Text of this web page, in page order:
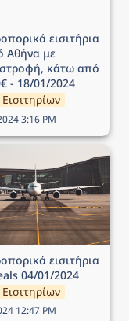
εισιτήρια
Αθήνα με
κάτω από
- 18/01/2024
3:16 PM
εισιτήρια -
01/2024
εισιτήρια
04/01/2024
12:47 PM